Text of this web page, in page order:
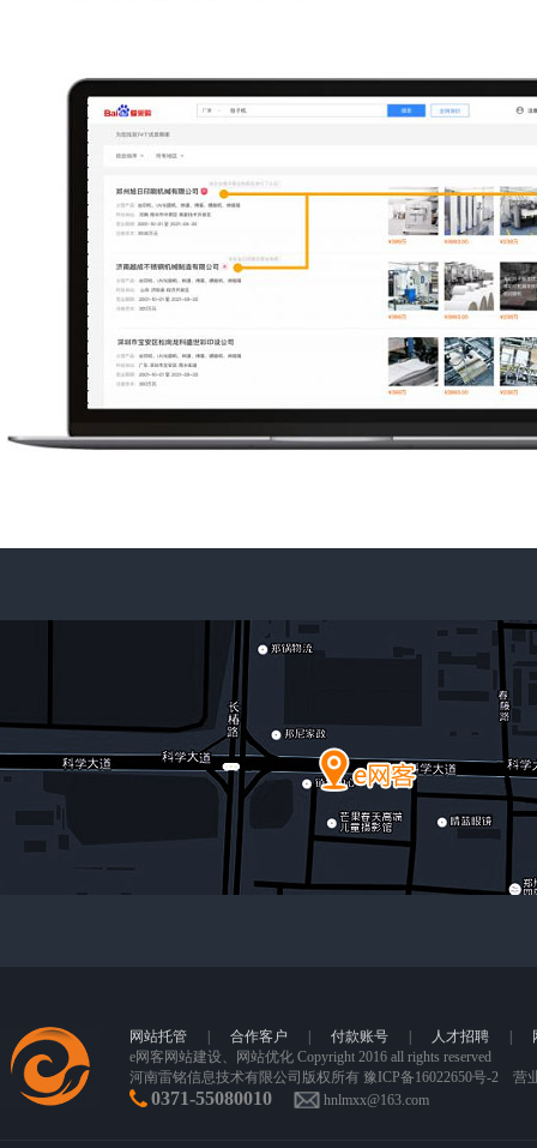
网站托管 合作客户 付款账号 人才招聘
e网客 网站建设、网站优化 Copyright 2016 all rights reserved
河南雷铭信息技术有限公司版权所有 豫ICP备16022650号-2 营
0371-55080010 hnlmxx@163.com